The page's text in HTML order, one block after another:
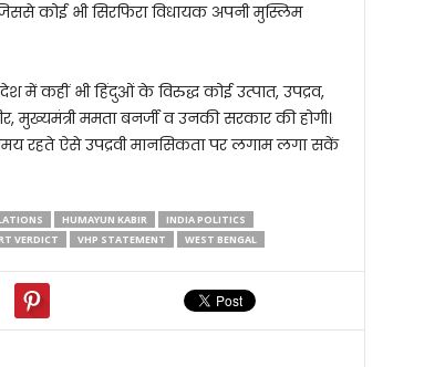
कोई भी सिरफिरा विधायक अपनी मुस्लिम
में कहीं भी हिंदुओं के विरुद्ध कोई उत्पात, उपद्रव,
मुख्यमंत्री ममता बनर्जी व उनकी सरकार की होगी।
रहते ऐसे उपद्रवी मानसिकता पर लगाम लगा सकें
HUMAYUN KABIR
INDIA POLITICS
VERDICT VHP STATEMENT WEST BENGAL